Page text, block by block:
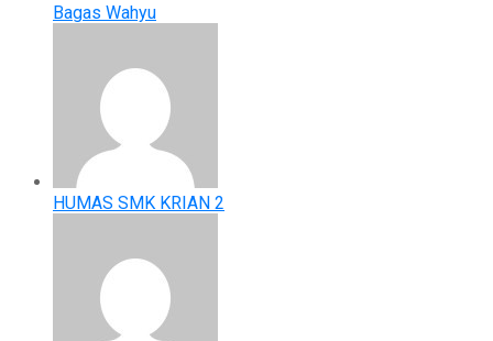
Bagas Wahyu
HUMAS SMK KRIAN 2